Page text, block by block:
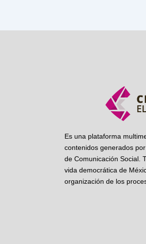
Es una plataforma
contenidos generados
de Comunicación Social.
vida democrática de
organización de los